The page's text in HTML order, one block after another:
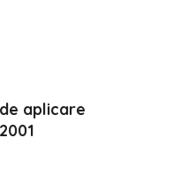
aplicare